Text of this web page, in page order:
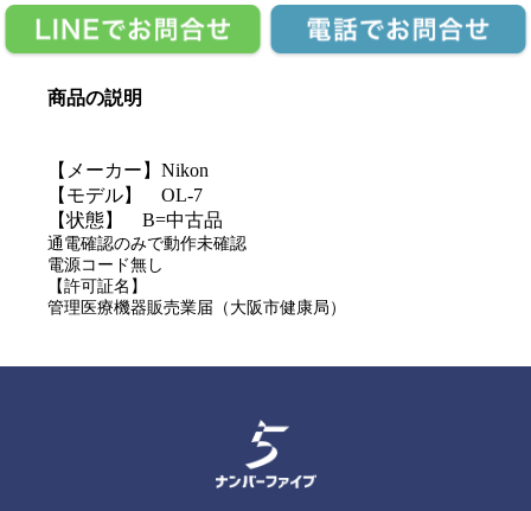
商品の説明
【メーカー】Nikon
【モデル】 OL-7
【状態】 B=中古品
通電確認のみで動作未確認
電源コード無し
【許可証名】
管理医療機器販売業届（大阪市健康局）